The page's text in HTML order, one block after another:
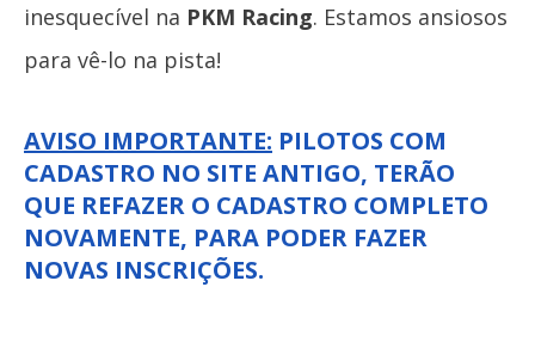
inesquecível na PKM Racing. Estamos ansiosos
para vê-lo na pista!
AVISO IMPORTANTE: PILOTOS COM
CADASTRO NO SITE ANTIGO, TERÃO
QUE REFAZER O CADASTRO COMPLETO
NOVAMENTE, PARA PODER FAZER
NOVAS INSCRIÇÕES.